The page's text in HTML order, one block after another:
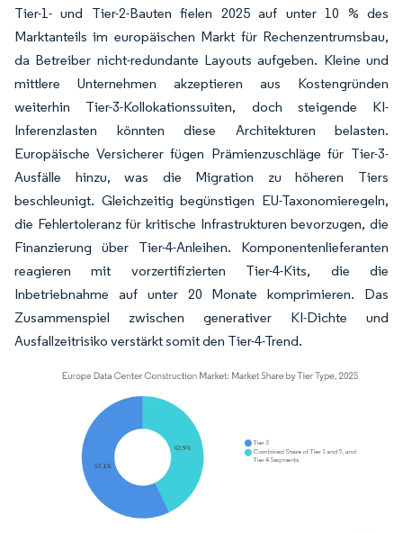
Tier-1- und Tier-2-Bauten fielen 2025 auf unter 10 % des
Marktanteils im europäischen Markt für Rechenzentrumsbau,
da Betreiber nicht-redundante Layouts aufgeben. Kleine und
mittlere Unternehmen akzeptieren aus Kostengründen
weiterhin Tier-3-Kollokationssuiten, doch steigende KI-
Inferenzlasten könnten diese Architekturen belasten.
Europäische Versicherer fügen Prämienzuschläge für Tier-3-
Ausfälle hinzu, was die Migration zu höheren Tiers
beschleunigt. Gleichzeitig begünstigen EU-Taxonomieregeln,
die Fehlertoleranz für kritische Infrastrukturen bevorzugen, die
Finanzierung über Tier-4-Anleihen. Komponentenlieferanten
reagieren mit vorzertifizierten Tier-4-Kits, die die
Inbetriebnahme auf unter 20 Monate komprimieren. Das
Zusammenspiel zwischen generativer KI-Dichte und
Ausfallzeitrisiko verstärkt somit den Tier-4-Trend.